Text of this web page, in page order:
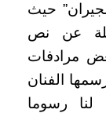
حيث
عن نص
مرادفات
الفنان
رسوما